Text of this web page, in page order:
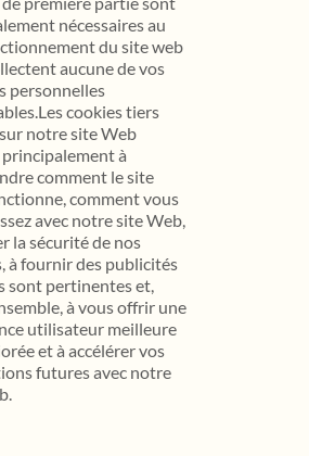
nécessaires au
du site web
aucune de vos
personnelles
cookies tiers
notre site Web
à
comment le site
comment vous
avec notre site Web,
la sécurité de nos
à fournir des publicités
sont pertinentes et,
à vous offrir une
utilisateur meilleure
et à accélérer vos
futures avec notre